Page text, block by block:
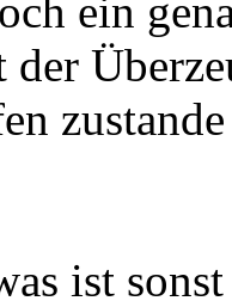
ein
der
ist